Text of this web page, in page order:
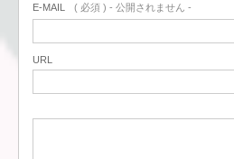
E-MAIL ( 必須 ) - 公開されません -
URL